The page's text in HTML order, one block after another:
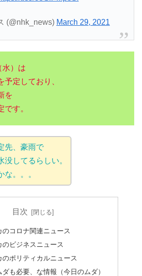
(@nhk_news) March 29, 2021
水）は
予定しており、
を
です。
先、豪雨で
没してるらしい。
な。。。
目次
のコロナ関連ニュース
のビジネスニュース
のポリティカルニュース
ダも必要、な情報（今日のムダ）